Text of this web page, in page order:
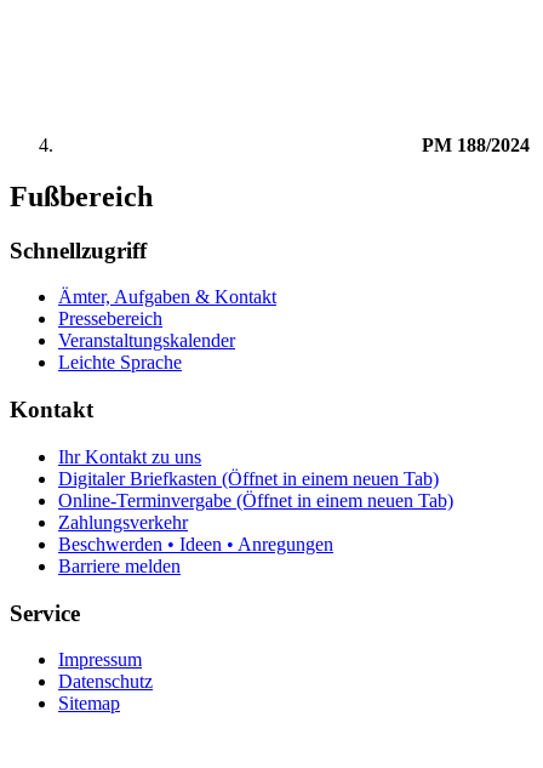
PM 188/2024
Fußbereich
Schnellzugriff
Ämter, Aufgaben & Kontakt
Pressebereich
Veranstaltungskalender
Leichte Sprache
Kontakt
Ihr Kontakt zu uns
Digitaler Briefkasten (Öffnet in einem neuen Tab)
Online-Terminvergabe (Öffnet in einem neuen Tab)
Zahlungsverkehr
Beschwerden • Ideen • Anregungen
Barriere melden
Service
Impressum
Datenschutz
Sitemap